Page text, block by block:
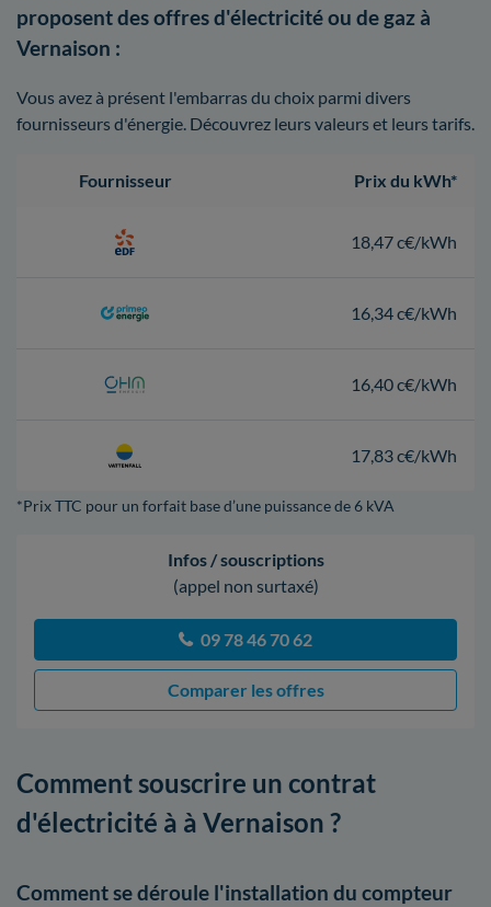
proposent des offres d'électricité ou de gaz à
Vernaison :
Vous avez à présent l'embarras du choix parmi divers
fournisseurs d'énergie. Découvrez leurs valeurs et leurs tarifs.
Fournisseur Prix du kWh*
18,47 c€/kWh
16,34 c€/kWh
16,40 c€/kWh
17,83 c€/kWh
*Prix TTC pour un forfait base d’une puissance de 6 kVA
Infos / souscriptions
(appel non surtaxé)
09 78 46 70 62
Comparer les offres
Comment souscrire un contrat
d'électricité à à Vernaison ?
Comment se déroule l'installation du compteur